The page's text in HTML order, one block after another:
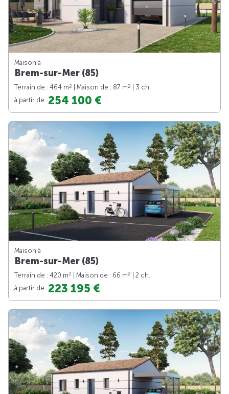
Maison à
Brem-sur-Mer (85)
Terrain de : 464 m2 | Maison de : 87 m2
| 3 ch.
à partir de 254 100 €
Maison à
Brem-sur-Mer (85)
Terrain de : 420 m2 | Maison de : 66 m2
| 2 ch.
à partir de 223 195 €